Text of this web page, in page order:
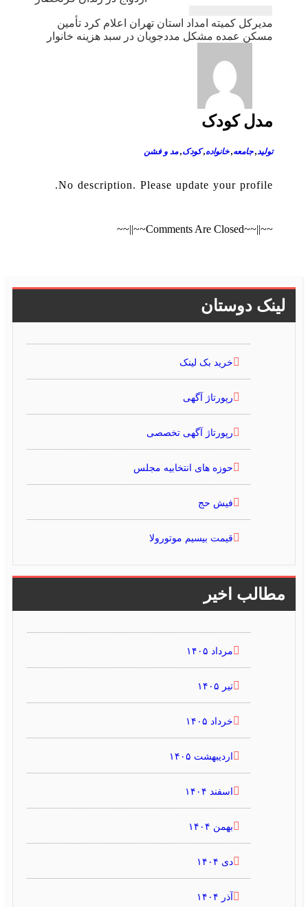
مدیركل كمیته امداد استان تهران اعلام كرد تأمین
مسکن عمده مشکل مددجویان در سبد هزینه خانوار
مدل کودک
جامعه,خانواده,کودک,مد و فشن
No description. Please update your profile.
~~||~~Comments Are Closed~~||~~
لینک دوستان
خرید بک لینک
رپورتاژ آگهی
رپورتاژ آگهی تخصصی
حوزه های انتخابیه مجلس
فیش حج
قیمت بیسیم موتورولا
مطالب اخیر
مرداد ۱۴۰۵
خرداد ۱۴۰۵
اردیبهشت ۱۴۰۵
اسفند ۱۴۰۴
بهمن ۱۴۰۴